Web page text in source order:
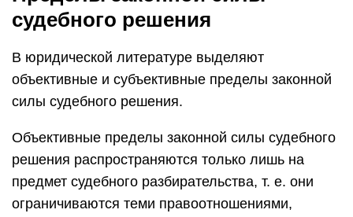
судебного решения
В юридической литературе выделяют
объективные и субъективные пределы законной
силы судебного решения.
Объективные пределы законной силы судебного
решения распространяются только лишь на
предмет судебного разбирательства, т. е. они
ограничиваются теми правоотношениями,